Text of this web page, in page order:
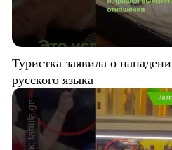
Туристка заявила о
русского языка